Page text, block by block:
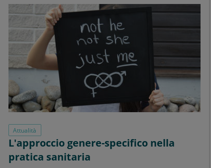
Attualità
L'approccio genere-specifico nella
pratica sanitaria